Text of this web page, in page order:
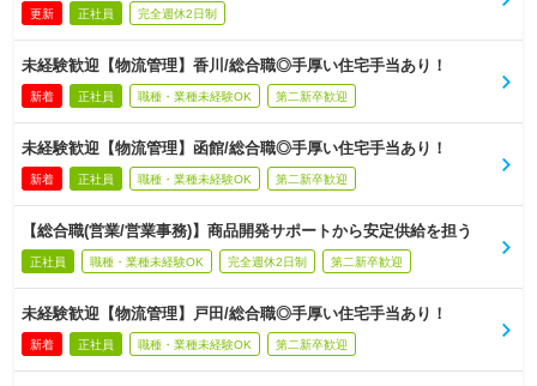
更新 正社員 完全週休2日制
未経験歓迎【物流管理】香川/総合職◎手厚い住宅手当あり！
新着 正社員 職種・業種未経験OK 第二新卒歓迎
未経験歓迎【物流管理】函館/総合職◎手厚い住宅手当あり！
新着 正社員 職種・業種未経験OK 第二新卒歓迎
【総合職(営業/営業事務)】商品開発サポートから安定供給を担う
正社員 職種・業種未経験OK 完全週休2日制 第二新卒歓迎
未経験歓迎【物流管理】戸田/総合職◎手厚い住宅手当あり！
新着 正社員 職種・業種未経験OK 第二新卒歓迎